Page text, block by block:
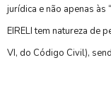
jurídica e não apenas às
EIRELI tem natureza de
VI, do Código Civil),